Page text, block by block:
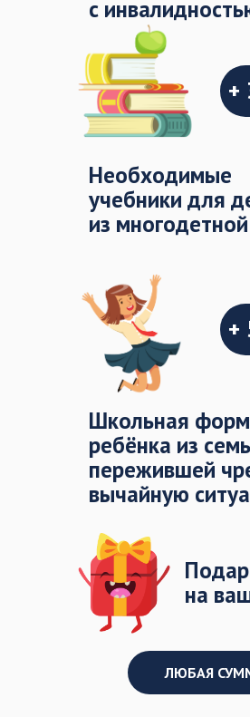
с
Необходимые
учебники для
из
Школьная
ребёнка из
пережившей
вычайную
на
ЛЮБАЯ
+
+